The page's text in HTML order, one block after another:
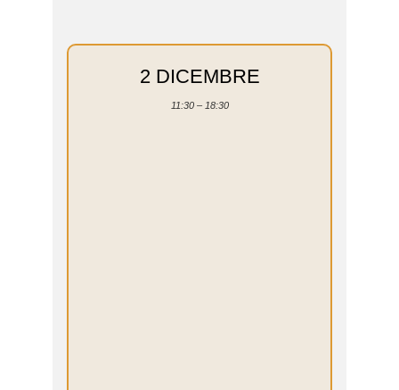
2 DICEMBRE
11:30 – 18:30